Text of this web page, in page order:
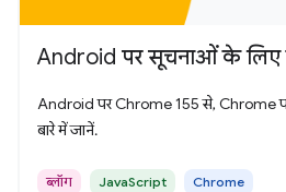
Android पर सूचनाओं के लिए
Android पर Chrome 155 से, Chrome
बारे में जानें.
ब्लॉग JavaScript Chrome